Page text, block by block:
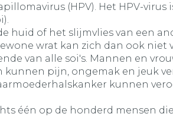
(HPV). Het HPV-
huid of het slijmvlies van een
wrat kan zich dan ook
van alle soi's. Mannen en
pijn, ongemak en jeuk
kunnen
één op de honderd mensen